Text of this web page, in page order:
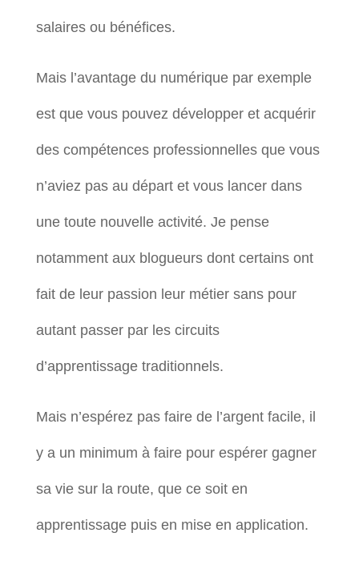
salaires ou bénéfices.
Mais l’avantage du numérique par exemple
est que vous pouvez développer et acquérir
des compétences professionnelles que vous
n’aviez pas au départ et vous lancer dans
une toute nouvelle activité. Je pense
notamment aux blogueurs dont certains ont
fait de leur passion leur métier sans pour
autant passer par les circuits
d’apprentissage traditionnels.
Mais n’espérez pas faire de l’argent facile, il
y a un minimum à faire pour espérer gagner
sa vie sur la route, que ce soit en
apprentissage puis en mise en application.